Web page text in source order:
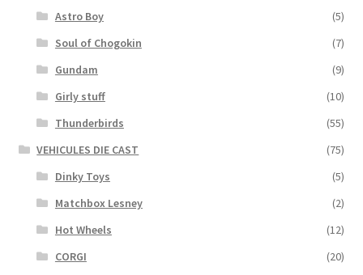
Astro Boy
(5)
Soul of Chogokin
(7)
Gundam
(9)
Girly stuff
(10)
Thunderbirds
(55)
VEHICULES DIE CAST
(75)
Dinky Toys
(5)
Matchbox Lesney
(2)
Hot Wheels
(12)
CORGI
(20)